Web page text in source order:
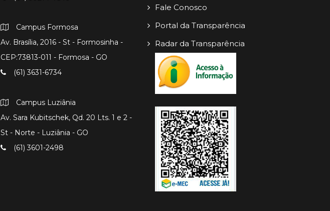
Campus Formosa
Av. Brasília, 2016 - St - Formosinha -
CEP:73813-011 - Formosa - GO
(61) 3631-6734
Campus Luziânia
Av. Sara Kubitschek, Qd. 20 Lts. 1 e 2 -
St - Norte - Luziânia - GO
(61) 3601-2498
Fale Conosco
Portal da Transparência
Radar da Transparência